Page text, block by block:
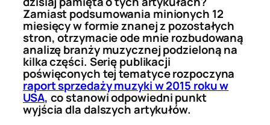
Zamiast podsumowania minionych 12
miesięcy w formie znanej z pozostałych
stron, otrzymacie ode mnie rozbudowaną
analizę branży muzycznej podzieloną na
kilka części. Serię publikacji
poświęconych tej tematyce rozpoczyna
raport sprzedaży muzyki w 2015 roku w
USA, co stanowi odpowiedni punkt
wyjścia dla dalszych artykułów.